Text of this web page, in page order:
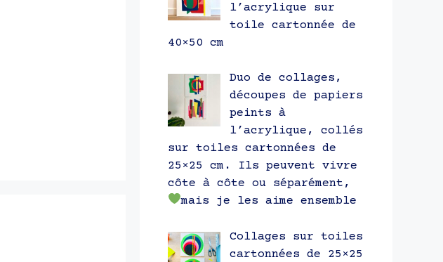
l’acrylique sur
toile cartonnée de
40×50 cm
Duo de collages,
découpes de papiers
peints à
l’acrylique, collés
sur toiles cartonnées de
25×25 cm. Ils peuvent vivre
côte à côte ou séparément,
mais je les aime ensemble
Collages sur toiles
cartonnées de 25×25